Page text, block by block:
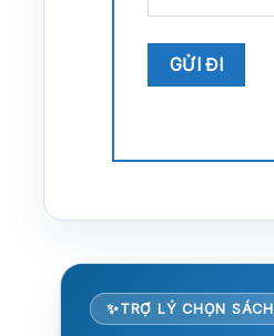
TRỢ LÝ CHỌN SÁCH